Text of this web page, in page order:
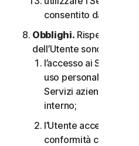
consentito dal CLS.
Obblighi. Rispetto
dell’Utente sono i
l’accesso ai Servizi
uso personale o
Servizi aziendali, è
interno;
l’Utente accetta di
conformità con il CLS